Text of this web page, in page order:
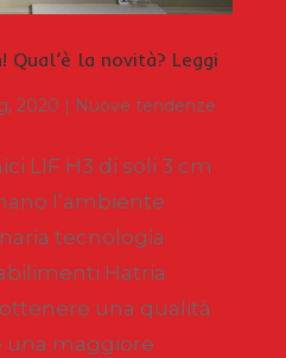
Qual’è la novità? Leggi
2020 Nuove tendenze
LIF H3 di soli 3 cm
l’ambiente
tecnologia
Hatria
una qualità
una maggiore